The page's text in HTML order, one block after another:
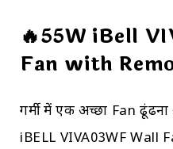
🔥55W iBell
Fan with
गर्मी में एक अच्छा Fan
iBELL VIVA03WF Wall